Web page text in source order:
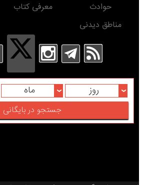
حوادث
معرفی کتاب
مناطق دیدنی
روز ماه